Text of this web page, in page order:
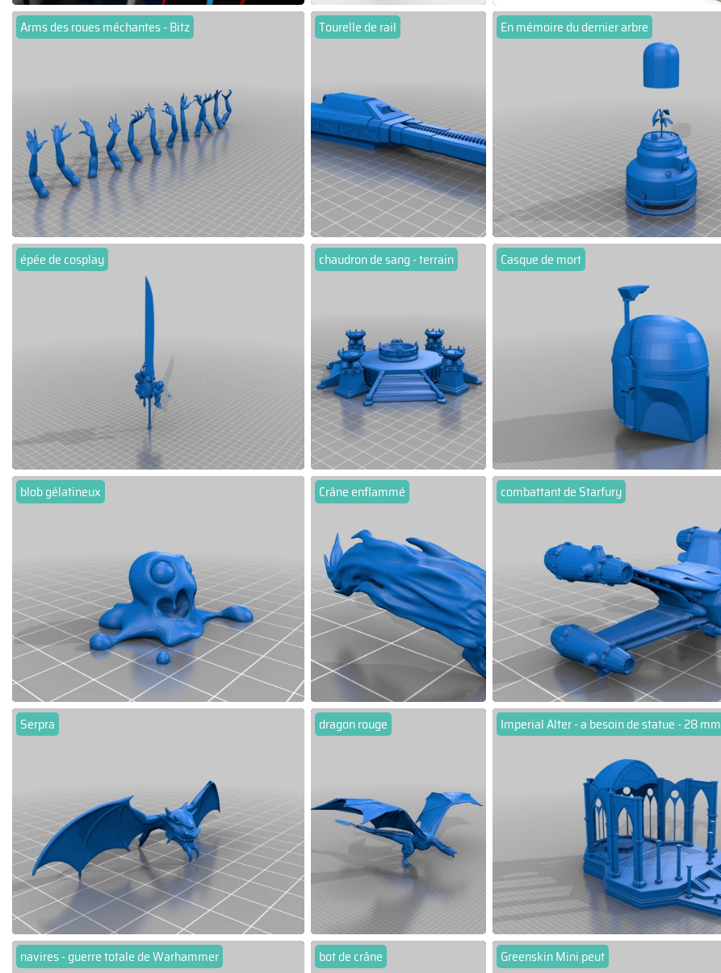
Arms des roues méchantes - Bitz Tourelle de rail En mémoire du dernier arbre
épée de cosplay chaudron de sang - terrain Casque de mort
blob gélatineux Crâne enflammé combattant de Starfury
Serpra dragon rouge Imperial Alter - a besoin de statue - 28 mm
navires - guerre totale de Warhammer bot de crâne Greenskin Mini peut